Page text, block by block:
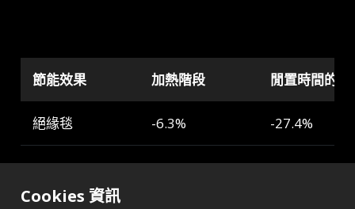
節能效果 加熱階段 閒置時間的絕
絕緣毯 -6.3% -27.4%
Cookies 資訊